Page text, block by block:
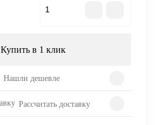
Купить в 1 клик
Нашли дешевле
Рассчитать доставку